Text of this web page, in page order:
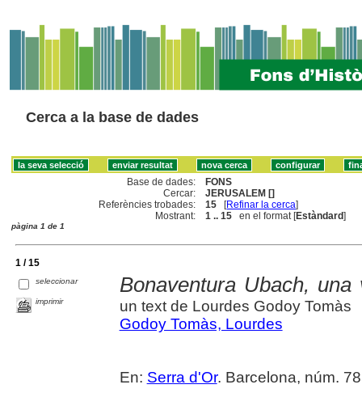
Cerca a la base de dades
Base de dades:
FONS
Cercar:
JERUSALEM []
Referències trobades:
15 [Refinar la cerca]
Mostrant:
1 .. 15 en el format [Estàndard]
pàgina 1 de 1
1 / 15
seleccionar
imprimir
Bonaventura Ubach,
un text de Lourdes Godoy Tomàs
Godoy Tomàs, Lourdes
En: Serra d'Or. Barcelona, núm.